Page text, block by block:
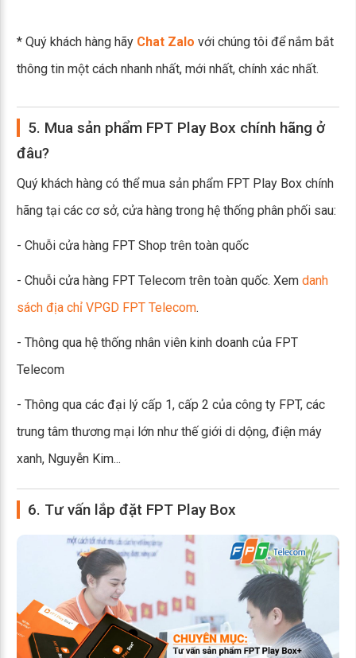
* Quý khách hàng hãy Chat Zalo với chúng tôi để nắm bắt
thông tin một cách nhanh nhất, mới nhất, chính xác nhất.
5. Mua sản phẩm FPT Play Box chính hãng ở
đâu?
Quý khách hàng có thể mua sản phẩm FPT Play Box chính
hãng tại các cơ sở, cửa hàng trong hệ thống phân phối sau:
- Chuỗi cửa hàng FPT Shop trên toàn quốc
- Chuỗi cửa hàng FPT Telecom trên toàn quốc. Xem danh
sách địa chỉ VPGD FPT Telecom.
- Thông qua hệ thống nhân viên kinh doanh của FPT
Telecom
- Thông qua các đại lý cấp 1, cấp 2 của công ty FPT, các
trung tâm thương mại lớn như thế giới di dộng, điện máy
xanh, Nguyễn Kim...
6. Tư vấn lắp đặt FPT Play Box